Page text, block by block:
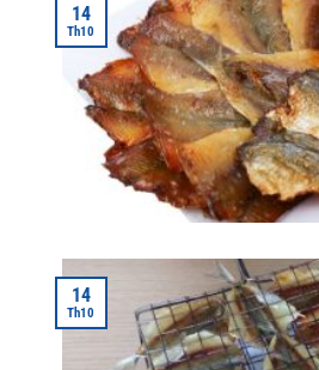
14
Th10
14
Th10